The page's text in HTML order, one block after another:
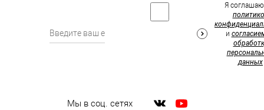
Мы в соц. сетях
Я
и
данных